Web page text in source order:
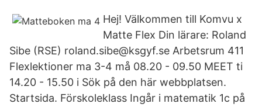
Hej! Välkommen till Komvu x
Mat te Flex Din lärare: Roland
Sibe (RSE) roland.sibe@ksgyf.se Arbetsrum 411
Flexlektioner ma 3-4 må 08.20 - 09.50 MEET ti
14.20 - 15.50 i Sök på den här webbplatsen.
Startsida. Förskoleklass Ingår i matematik 1c på